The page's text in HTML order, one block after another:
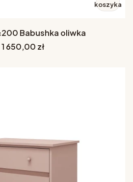
koszyka
Babushka oliwka
Cena
1 650,00 zł